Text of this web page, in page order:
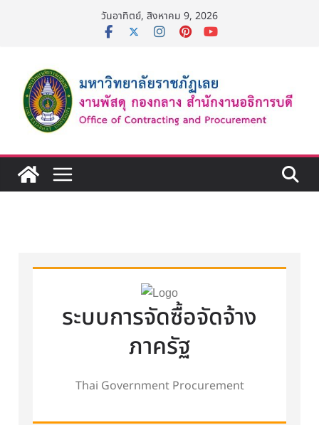
วันอาทิตย์, สิงหาคม 9, 2026
ระบบการจัดซื้อจัดจ้าง
ภาครัฐ
Thai Government Procurement